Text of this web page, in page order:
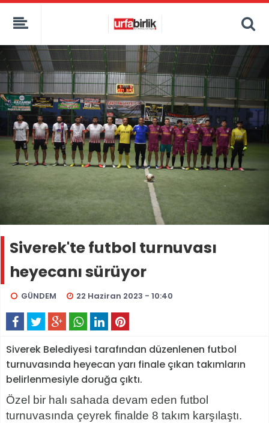
Siverek'te futbol turnuvası
heyecanı sürüyor
GÜNDEM 22 Haziran 2023 - 10:40
Siverek Belediyesi tarafından düzenlenen futbol
turnuvasında heyecan yarı finale çıkan takımların
belirlenmesiyle doruğa çıktı.
Özel bir halı sahada devam eden futbol
turnuvasında çeyrek finalde 8 takım karşılaştı.